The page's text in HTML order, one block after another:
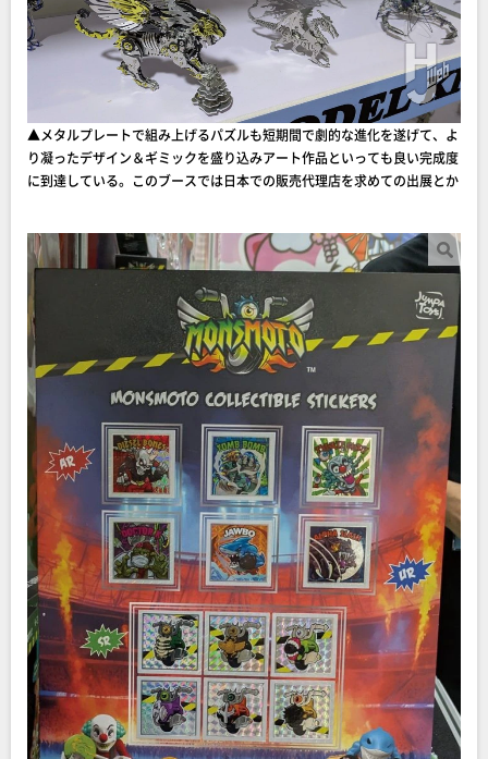
▲メタルプレートで組み上げるパズルも短期間で劇的な進化を遂げて、よ
り凝ったデザイン＆ギミックを盛り込みアート作品といっても良い完成度
に到達している。このブースでは日本での販売代理店を求めての出展とか